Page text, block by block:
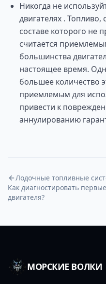
Никогда не
двигателях .
составе которого не
считается
большинства
настоящее время.
большее количество
приемлемым для
привести к
аннулированию
Лодочные топливные
Как диагностировать
двигателя?
МОРСКИЕ ВОЛКИ